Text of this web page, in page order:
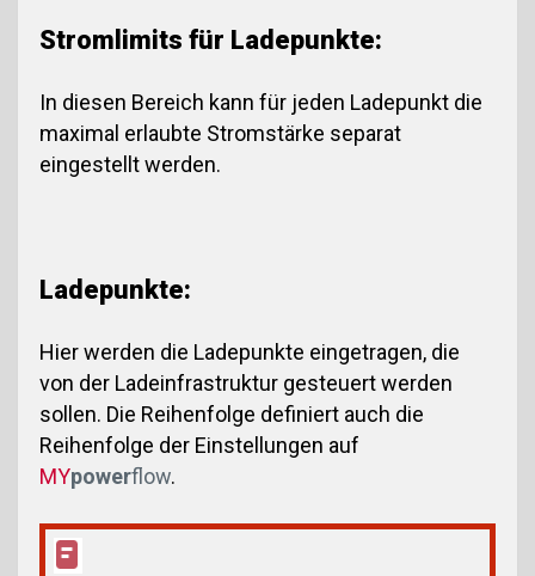
Stromlimits für Ladepunkte:
In diesen Bereich kann für jeden Ladepunkt die
maximal erlaubte Stromstärke separat
eingestellt werden.
Ladepunkte:
Hier werden die Ladepunkte eingetragen, die
von der Ladeinfrastruktur gesteuert werden
sollen. Die Reihenfolge definiert auch die
Reihenfolge der Einstellungen auf
MYpowerflow.